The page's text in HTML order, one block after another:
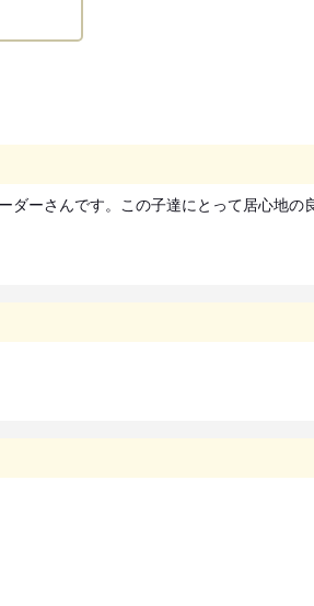
ーさんです。この子達にとって居心地の